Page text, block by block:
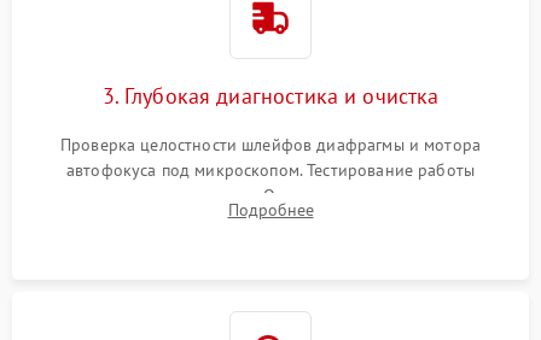
3. Глубокая диагностика и очистка
Проверка целостности шлейфов диафрагмы и мотора
автофокуса под микроскопом. Тестирование работы
электромагнитного привода. Очистка оптических элементов
от пыли, следов влаги и грибка спецрастворами без
Подробнее